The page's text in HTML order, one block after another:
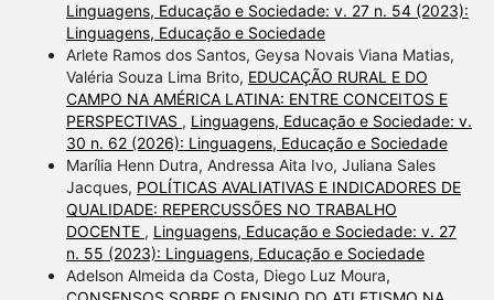
Linguagens, Educação e Sociedade: v. 27 n. 54 (2023):
Linguagens, Educação e Sociedade
Arlete Ramos dos Santos, Geysa Novais Viana Matias,
Valéria Souza Lima Brito, EDUCAÇÃO RURAL E DO
CAMPO NA AMÉRICA LATINA: ENTRE CONCEITOS E
PERSPECTIVAS , Linguagens, Educação e Sociedade: v.
30 n. 62 (2026): Linguagens, Educação e Sociedade
Marília Henn Dutra, Andressa Aita Ivo, Juliana Sales
Jacques, POLÍTICAS AVALIATIVAS E INDICADORES DE
QUALIDADE: REPERCUSSÕES NO TRABALHO
DOCENTE , Linguagens, Educação e Sociedade: v. 27
n. 55 (2023): Linguagens, Educação e Sociedade
Adelson Almeida da Costa, Diego Luz Moura,